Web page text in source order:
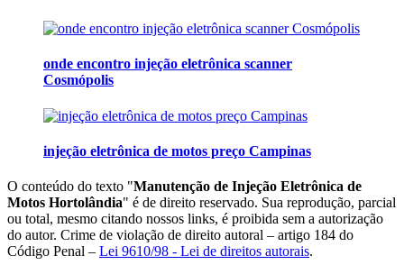
onde encontro injeção eletrônica scanner
Cosmópolis
injeção eletrônica de motos preço Campinas
O conteúdo do texto "Manutenção de Injeção Eletrônica de
Motos Hortolândia" é de direito reservado. Sua reprodução, parcial
ou total, mesmo citando nossos links, é proibida sem a autorização
do autor. Crime de violação de direito autoral – artigo 184 do
Código Penal – Lei 9610/98 - Lei de direitos autorais.